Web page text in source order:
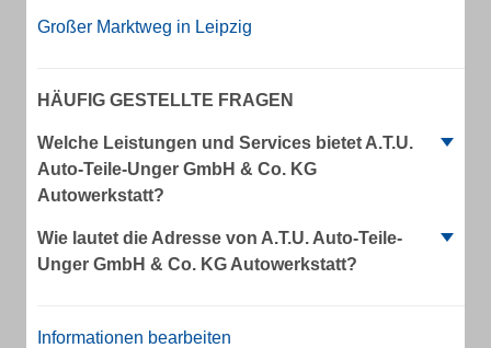
Großer Marktweg in Leipzig
HÄUFIG GESTELLTE FRAGEN
Welche Leistungen und Services bietet A.T.U.
Auto-Teile-Unger GmbH & Co. KG
Autowerkstatt?
Wie lautet die Adresse von A.T.U. Auto-Teile-
Unger GmbH & Co. KG Autowerkstatt?
Informationen bearbeiten